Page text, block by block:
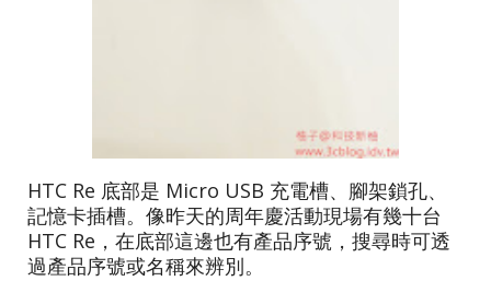
HTC Re 底部是 Micro USB 充電槽、腳架鎖孔、
記憶卡插槽。像昨天的周年慶活動現場有幾十台
HTC Re，在底部這邊也有產品序號，搜尋時可透
過產品序號或名稱來辨別。